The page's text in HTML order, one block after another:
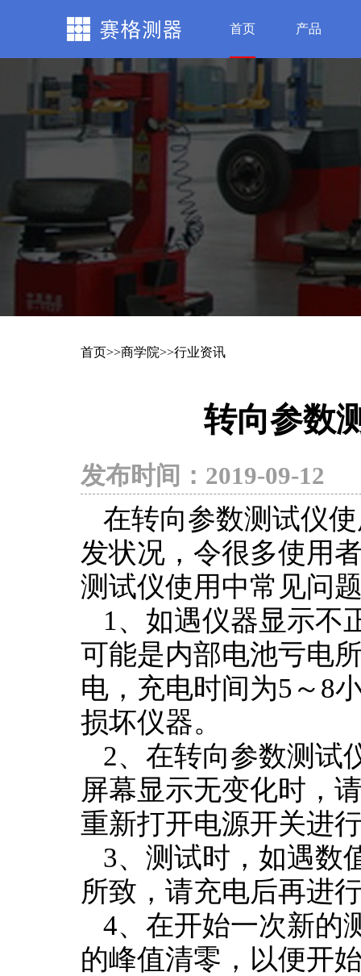
首页 产品
首页>>商学院>>行业资讯
转向参数
发布时间：2019-09-
在转向参数测试仪
发状况，令很多使用
测试仪使用中常见问
1、如遇仪器显示不
可能是内部电池亏电
电，充电时间为5～8
损坏仪器。
2、在转向参数测试
屏幕显示无变化时，
重新打开电源开关进
3、测试时，如遇数
所致，请充电后再进
4、在开始一次新的
的峰值清零，以便开